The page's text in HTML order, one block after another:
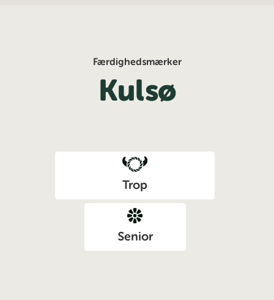
Færdighedsmærker
Kulsø
Trop
Senior